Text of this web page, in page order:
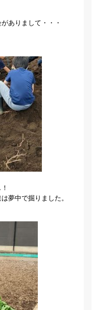
ありまして・・・
夢中で掘りました。